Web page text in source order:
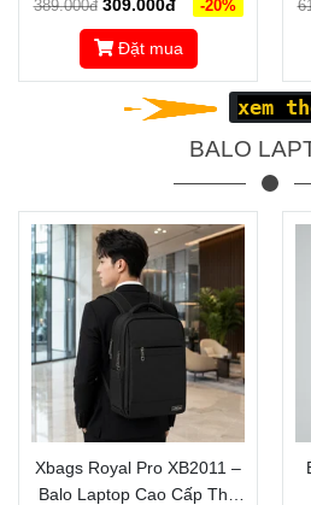
TRANG, TRẺ TRUNG,
NĂNG ĐỘNG
389.000đ 309.000đ -20%
Đặt mua
xem
BALO
Xbags Royal Pro XB2011 –
Balo Laptop Cao Cấp Thể